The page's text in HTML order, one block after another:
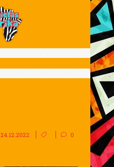
24.12.2022
0